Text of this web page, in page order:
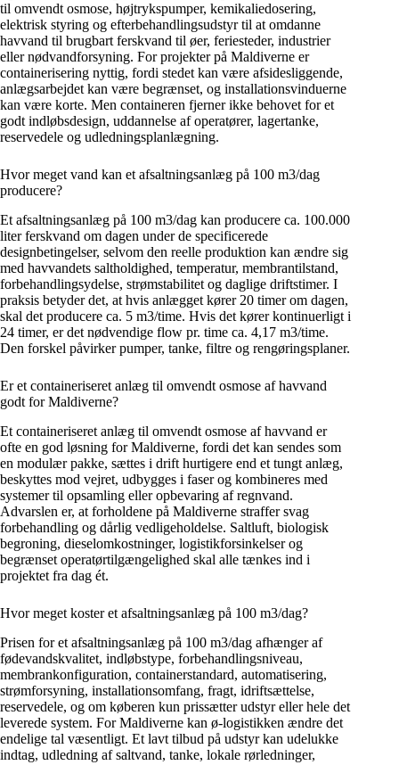
til omvendt osmose, højtrykspumper, kemikaliedosering,
elektrisk styring og efterbehandlingsudstyr til at omdanne
havvand til brugbart ferskvand til øer, feriesteder, industrier
eller nødvandforsyning. For projekter på Maldiverne er
containerisering nyttig, fordi stedet kan være afsidesliggende,
anlægsarbejdet kan være begrænset, og installationsvinduerne
kan være korte. Men containeren fjerner ikke behovet for et
godt indløbsdesign, uddannelse af operatører, lagertanke,
reservedele og udledningsplanlægning.
Hvor meget vand kan et afsaltningsanlæg på 100 m3/dag
producere?
Et afsaltningsanlæg på 100 m3/dag kan producere ca. 100.000
liter ferskvand om dagen under de specificerede
designbetingelser, selvom den reelle produktion kan ændre sig
med havvandets saltholdighed, temperatur, membrantilstand,
forbehandlingsydelse, strømstabilitet og daglige driftstimer. I
praksis betyder det, at hvis anlægget kører 20 timer om dagen,
skal det producere ca. 5 m3/time. Hvis det kører kontinuerligt i
24 timer, er det nødvendige flow pr. time ca. 4,17 m3/time.
Den forskel påvirker pumper, tanke, filtre og rengøringsplaner.
Er et containeriseret anlæg til omvendt osmose af havvand
godt for Maldiverne?
Et containeriseret anlæg til omvendt osmose af havvand er
ofte en god løsning for Maldiverne, fordi det kan sendes som
en modulær pakke, sættes i drift hurtigere end et tungt anlæg,
beskyttes mod vejret, udbygges i faser og kombineres med
systemer til opsamling eller opbevaring af regnvand.
Advarslen er, at forholdene på Maldiverne straffer svag
forbehandling og dårlig vedligeholdelse. Saltluft, biologisk
begroning, dieselomkostninger, logistikforsinkelser og
begrænset operatørtilgængelighed skal alle tænkes ind i
projektet fra dag ét.
Hvor meget koster et afsaltningsanlæg på 100 m3/dag?
Prisen for et afsaltningsanlæg på 100 m3/dag afhænger af
fødevandskvalitet, indløbstype, forbehandlingsniveau,
membrankonfiguration, containerstandard, automatisering,
strømforsyning, installationsomfang, fragt, idriftsættelse,
reservedele, og om køberen kun prissætter udstyr eller hele det
leverede system. For Maldiverne kan ø-logistikken ændre det
endelige tal væsentligt. Et lavt tilbud på udstyr kan udelukke
indtag, udledning af saltvand, tanke, lokale rørledninger,